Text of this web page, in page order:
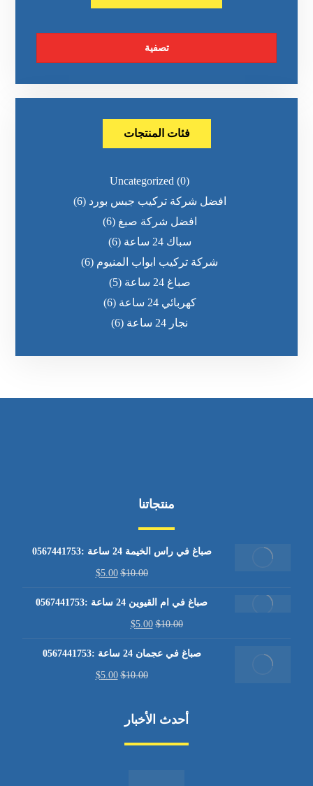
تصفية
فئات المنتجات
Uncategorized (0)
افضل شركة تركيب جبس بورد (6)
افضل شركة صبغ (6)
سباك 24 ساعة
(6)
شركة تركيب ابواب المنيوم (6)
صباغ 24 ساعة
(5)
كهربائي 24 ساعة
(6)
نجار 24 ساعة
(6)
منتجاتنا
صباغ في راس الخيمة 24 ساعة :0567441753
$10.00
$5.00
صباغ في ام القيوين 24 ساعة :0567441753
$10.00
$5.00
صباغ في عجمان 24 ساعة :0567441753
$10.00
$5.00
أحدث الأخبار